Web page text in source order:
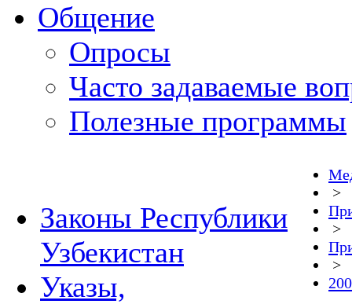
Общение
Опросы
Часто задаваемые
Полезные программы
Законы Республики
Узбекистан
Указы,
>
>
>